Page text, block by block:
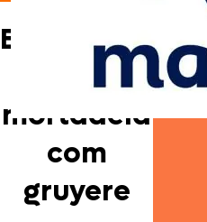
Bruschetta
de
mortadela
com
gruyere